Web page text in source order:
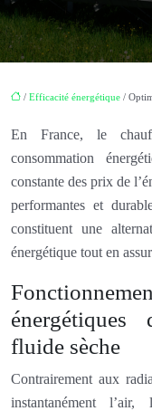
/ Efficacité énergétique /
En France, le
consommation
constante des prix de
performantes et
constituent une
énergétique tout en
fluide sèche
Contrairement aux
instantanément